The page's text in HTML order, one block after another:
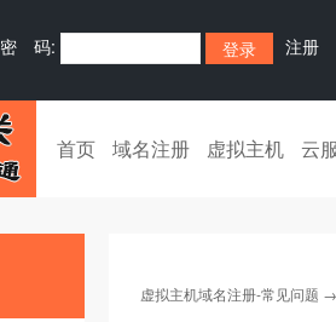
密 码: 注册
首页 域名注册 虚拟主机 云
虚拟主机域名注册-常见问题